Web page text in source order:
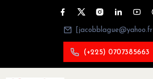
[jacobblague@yahoo.fr]
(+225) 0707385663